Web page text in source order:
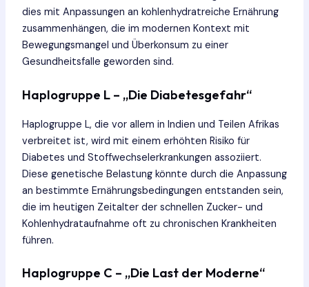
dies mit Anpassungen an kohlenhydratreiche Ernährung
zusammenhängen, die im modernen Kontext mit
Bewegungsmangel und Überkonsum zu einer
Gesundheitsfalle geworden sind.
Haplogruppe L – „Die Diabetesgefahr“
Haplogruppe L, die vor allem in Indien und Teilen Afrikas
verbreitet ist, wird mit einem erhöhten Risiko für
Diabetes und Stoffwechselerkrankungen assoziiert.
Diese genetische Belastung könnte durch die Anpassung
an bestimmte Ernährungsbedingungen entstanden sein,
die im heutigen Zeitalter der schnellen Zucker- und
Kohlenhydrataufnahme oft zu chronischen Krankheiten
führen.
Haplogruppe C – „Die Last der Moderne“